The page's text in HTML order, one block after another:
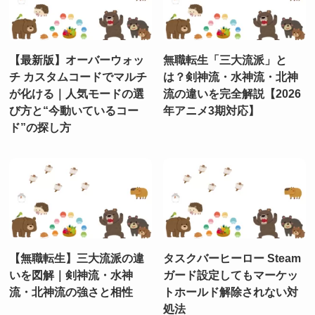
【最新版】オーバーウォッ
チ カスタムコードでマルチ
が化ける｜人気モードの選
び方と“今動いているコー
ド”の探し方
無職転生「三大流派」と
は？剣神流・水神流・北神
流の違いを完全解説【2026
年アニメ3期対応】
【無職転生】三大流派の違
いを図解｜剣神流・水神
流・北神流の強さと相性
タスクバーヒーロー Steam
ガード設定してもマーケッ
トホールド解除されない対
処法